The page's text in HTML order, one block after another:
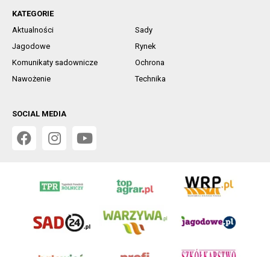
KATEGORIE
Aktualności
Sady
Jagodowe
Rynek
Komunikaty sadownicze
Ochrona
Nawożenie
Technika
SOCIAL MEDIA